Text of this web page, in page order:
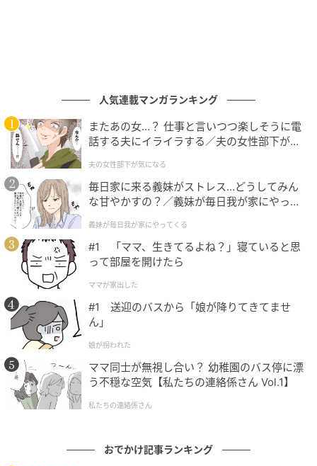
PR文は、2部門ともに料理名、メインで使用した国産
魚介藻類を選んだ理由、レシピのアピールポイントを
明記すること。
応募は、Webと郵送の両方で受付。Webでの応募は、
第27回シーフード料理コンクール公式サイトの「応募
フォーム」から必要事項を入力し、料理写真を添付し
て期日までに申し込めばOK。 締切は9月30日
(水)23:59だ。
郵送は、第27回シーフード料理コンクール公式サイト
から指定の応募用紙をダウンロードし、必要事項を入
力・記入のうえ、料理写真を貼付して応募する。応募
書類は、9月15日(火)当日必着。Web応募と締切が異な
るため注意しよう。
このほか、応募に関する詳細やQ＆Aは、第27回シーフ
全国漁業協同組合連合会(JF全漁連)中央シーフードセン
人気連載マンガランキング
またあの女…？ 仕事と言いつつ楽しそうに電
話する夫にイライラする／夫の女性部下が気
夫の女性部下が気になる
毎日家に来る義妹がストレス…どうしてみん
な甘やかすの？／義妹が毎日我が家にやって
が】
義妹が毎日我が家にやってくる
#1 「ママ、生きてるよね？」寝ていると思
って部屋を開けたら
ママが家出した
#1 送迎のバスから「娘が降りてきてませ
ん」
娘が拐われた
ママ同士が無視し合い？ 幼稚園のバス停に漂
う不穏な空気【私たちの連絡係さん Vol.1】
私たちの連絡係さん
おでかけ記事ランキング